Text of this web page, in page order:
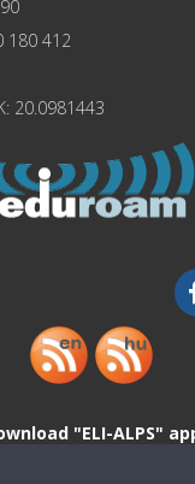
180 412
20.0981443
"ELI-ALPS"